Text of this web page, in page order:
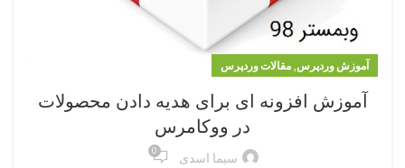
آموزش وردپرس, مقالات وردپرس
آموزش افزونه ای برای هدیه دادن محصولات
در ووکامرس
سیما اسدی 0